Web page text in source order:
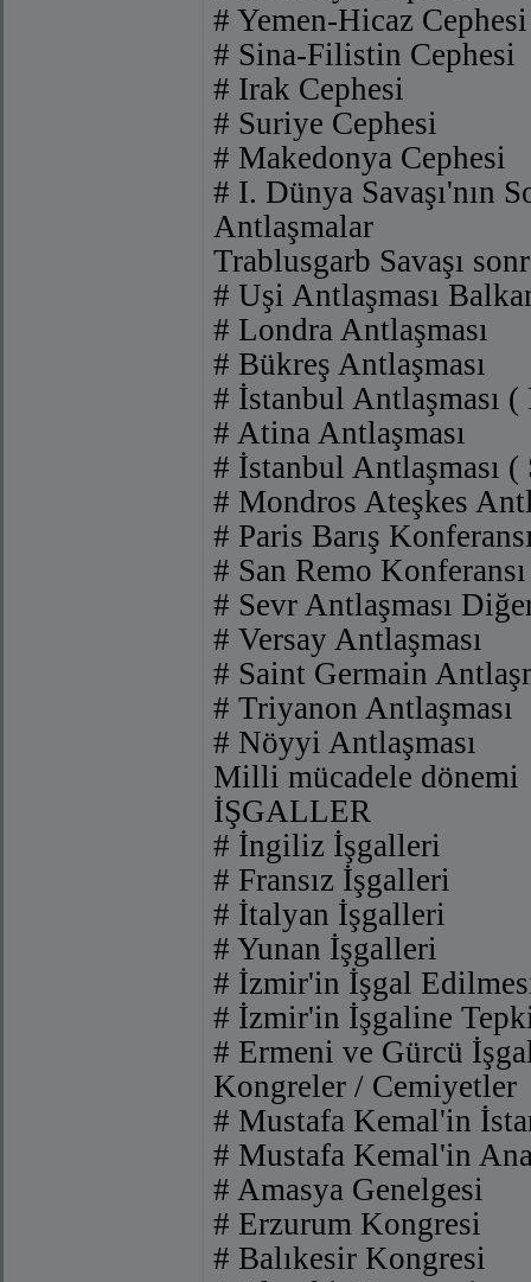
# Yemen-Hicaz Cephesi
# Sina-Filistin Cephesi
# Irak Cephesi
# Suriye Cephesi
# Makedonya Cephesi
# I. Dünya Savaşı'nın
Antlaşmalar
Trablusgarb Savaşı
# Uşi Antlaşması
# Londra Antlaşması
# Bükreş Antlaşması
# İstanbul Antlaşması
# Atina Antlaşması
# İstanbul Antlaşması (
# Mondros Ateşkes
# Paris Barış
# San Remo Konferansı
# Sevr Antlaşması
# Versay Antlaşması
# Saint Germain
# Triyanon Antlaşması
# Nöyyi Antlaşması
Milli mücadele dönemi
İŞGALLER
# İngiliz İşgalleri
# Fransız İşgalleri
# İtalyan İşgalleri
# Yunan İşgalleri
# İzmir'in İşgal
# İzmir'in İşgaline
# Ermeni ve Gürcü
Kongreler / Cemiyetler
# Mustafa Kemal'in
# Mustafa Kemal'in
# Amasya Genelgesi
# Erzurum Kongresi
# Balıkesir Kongresi